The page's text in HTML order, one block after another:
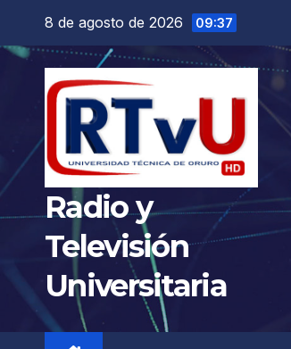
contenido
8 de agosto de 2026 09:37
Radio y
Televisión
Universitaria